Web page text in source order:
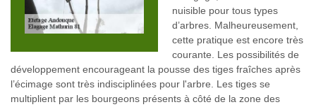
nuisible pour tous types
d’arbres. Malheureusement,
cette pratique est encore très
courante. Les possibilités de
développement encourageant la pousse des tiges fraîches après
l’écimage sont très indisciplinées pour l'arbre. Les tiges se
multiplient par les bourgeons présents à côté de la zone des